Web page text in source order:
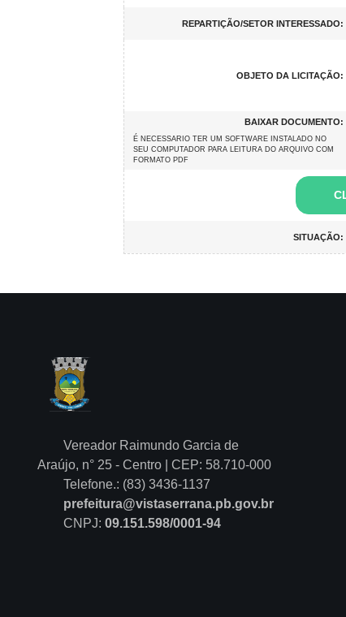
REPARTIÇÃO/SETOR INTERESSADO:
OBJETO DA LICITAÇÃO:
BAIXAR DOCUMENTO:
É NECESSARIO TER UM SOFTWARE INSTALADO NO
SEU COMPUTADOR PARA LEITURA DO ARQUIVO COM
FORMATO PDF
SITUAÇÃO:
Vereador Raimundo Garcia de
Araújo, n° 25 - Centro | CEP: 58.710-000
Telefone.: (83) 3436-1137
prefeitura@vistaserrana.pb.gov.br
CNPJ: 09.151.598/0001-94